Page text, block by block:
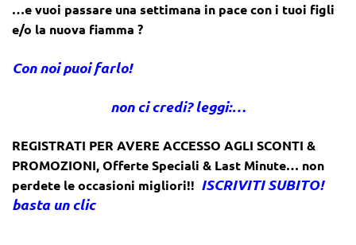
…e vuoi passare una settimana in pace con i tuoi figli
e/o la nuova fiamma ?
Con noi puoi farlo!
non ci credi? leggi:…
REGISTRATI PER AVERE ACCESSO AGLI SCONTI &
PROMOZIONI,Offerte Speciali & Last Minute… non
perdete le occasioni migliori!! ISCRIVITI SUBITO!
basta un clic